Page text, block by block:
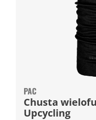
PAC
Chusta
Upcycling